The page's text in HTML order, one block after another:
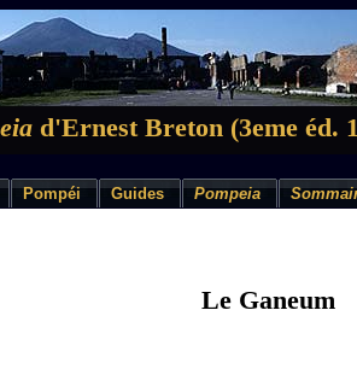
d'Ernest Breton (3eme éd.
Pompéi Guides Pompeia
Le Ganeum